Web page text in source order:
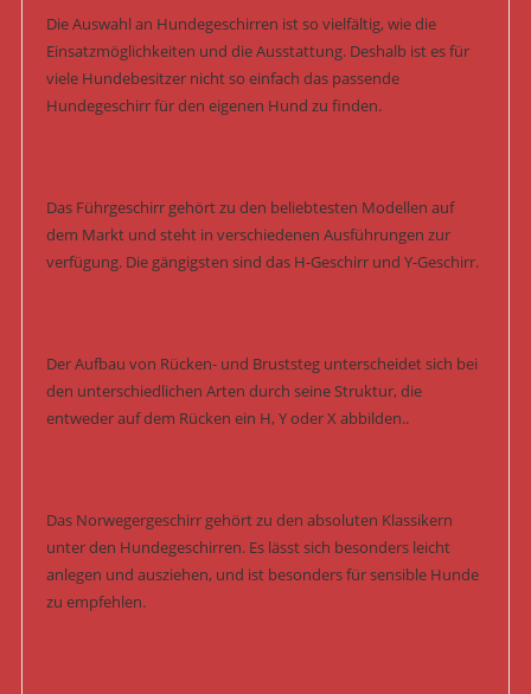
Die Auswahl an Hundegeschirren ist so vielfältig, wie die
Einsatzmöglichkeiten und die Ausstattung. Deshalb ist es für
viele Hundebesitzer nicht so einfach das passende
Hundegeschirr für den eigenen Hund zu finden.
Das Führgeschirr gehört zu den beliebtesten Modellen auf
dem Markt und steht in verschiedenen Ausführungen zur
verfügung. Die gängigsten sind das H-Geschirr und Y-Geschirr.
Der Aufbau von Rücken- und Bruststeg unterscheidet sich bei
den unterschiedlichen Arten durch seine Struktur, die
entweder auf dem Rücken ein H, Y oder X abbilden..
Das Norwegergeschirr gehört zu den absoluten Klassikern
unter den Hundegeschirren. Es lässt sich besonders leicht
anlegen und ausziehen, und ist besonders für sensible Hunde
zu empfehlen.